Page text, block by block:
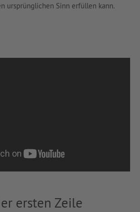
ursprünglichen Sinn erfüllen kann.
ersten Zeile